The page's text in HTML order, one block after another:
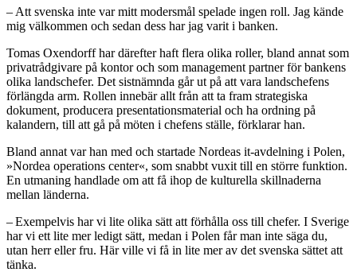
– Att svenska inte var mitt modersmål spelade ingen roll. Jag kände
mig välkommen och sedan dess har jag varit i banken.
Tomas Oxendorff har därefter haft flera olika roller, bland annat som
privatrådgivare på kontor och som management partner för bankens
olika landschefer. Det sistnämnda går ut på att vara landschefens
förlängda arm. Rollen innebär allt från att ta fram strategiska
dokument, producera presentationsmaterial och ha ordning på
kalandern, till att gå på möten i chefens ställe, förklarar han.
Bland annat var han med och startade Nordeas it-avdelning i Polen,
»Nordea operations center«, som snabbt vuxit till en större funktion.
En utmaning handlade om att få ihop de kulturella skillnaderna
mellan länderna.
– Exempelvis har vi lite olika sätt att förhålla oss till chefer. I Sverige
har vi ett lite mer ledigt sätt, medan i Polen får man inte säga du,
utan herr eller fru. Här ville vi få in lite mer av det svenska sättet att
tänka.